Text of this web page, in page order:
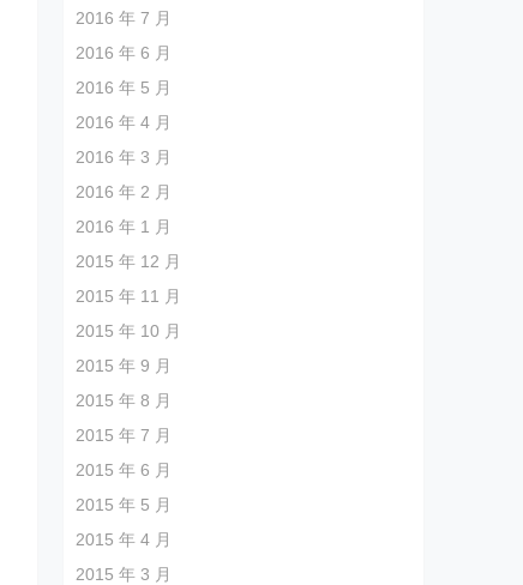
2016 年 7 月
2016 年 6 月
2016 年 5 月
2016 年 4 月
2016 年 3 月
2016 年 2 月
2016 年 1 月
2015 年 12 月
2015 年 11 月
2015 年 10 月
2015 年 9 月
2015 年 8 月
2015 年 7 月
2015 年 6 月
2015 年 5 月
2015 年 4 月
2015 年 3 月